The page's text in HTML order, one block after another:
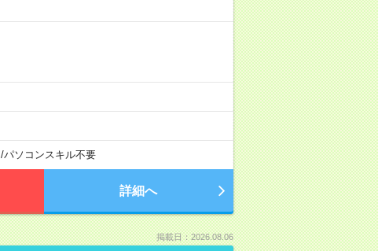
/パソコンスキル不要
詳細へ
掲載日：2026.08.06